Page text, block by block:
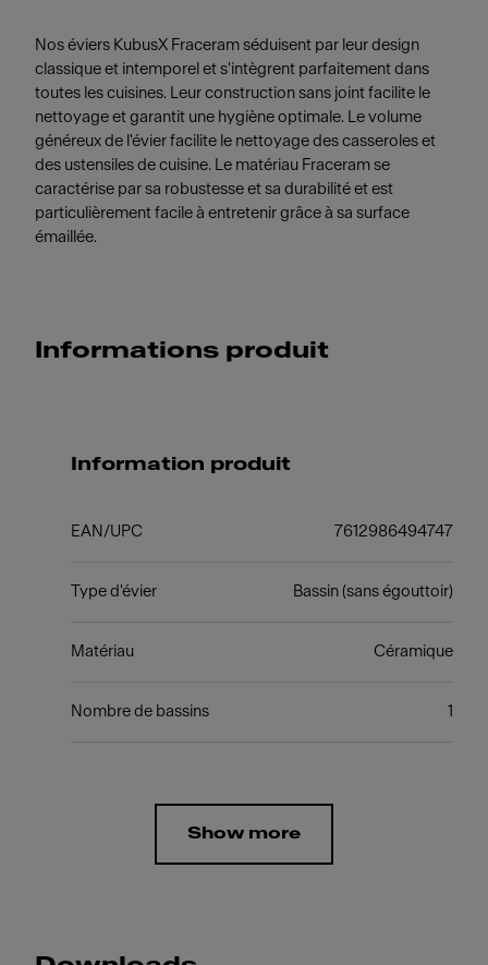
Nos éviers KubusX Fraceram séduisent par leur design
classique et intemporel et s'intègrent parfaitement dans
toutes les cuisines. Leur construction sans joint facilite le
nettoyage et garantit une hygiène optimale. Le volume
généreux de l'évier facilite le nettoyage des casseroles et
des ustensiles de cuisine. Le matériau Fraceram se
caractérise par sa robustesse et sa durabilité et est
particulièrement facile à entretenir grâce à sa surface
émaillée.
Informations produit
Information produit
EAN/UPC 7612986494747
Type d'évier Bassin (sans égouttoir)
Matériau Céramique
Nombre de bassins 1
Show more